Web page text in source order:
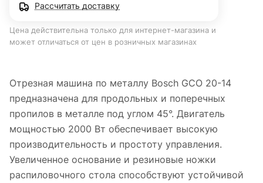
Рассчитать доставку
Цена действительна только для интернет-магазина и
может отличаться от цен в розничных магазинах
Отрезная машина по металлу Bosch GCO 20-14
предназначена для продольных и поперечных
пропилов в металле под углом 45°. Двигатель
мощностью 2000 Вт обеспечивает высокую
производительность и простоту управления.
Увеличенное основание и резиновые ножки
распиловочного стола способствуют устойчивой